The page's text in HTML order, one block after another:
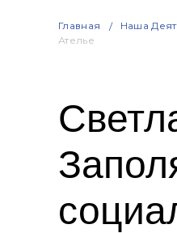
Главная Наша
Ателье